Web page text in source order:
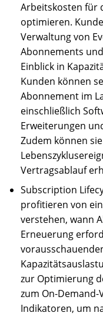
Arbeitskosten für
optimieren.
Verwaltung von
Abonnements
Einblick in
Kunden können
Abonnement im
einschließlich
Erweiterungen
Zudem können
Vertragsablauf
Subscription
profitieren von
verstehen, wann
Erneuerung
zur Optimierung
zum On-Demand-
Indikatoren, um